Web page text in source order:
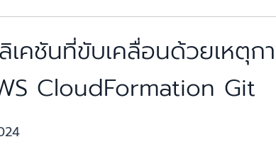
เคชันที่ขับเคลื่อนด้วยเหตุ
CloudFormation Git